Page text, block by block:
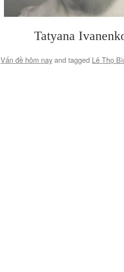
Tatyana
Vấn đề hôm nayand tagged Lê Thọ